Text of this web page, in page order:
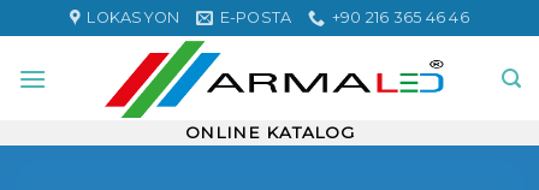
to
content
LOKASYON E-POSTA +90 216 365 46 46
ONLINE KATALOG